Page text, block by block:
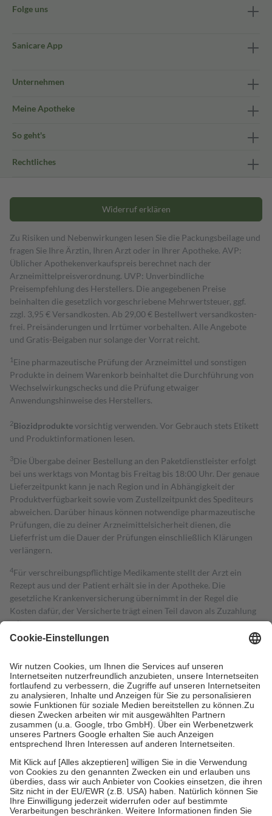
Folge uns
Sanicare App
Unternehmen
Meine Apotheke
So geht's
Rechtliches
Widerruf erklären
Zu Risiken und Nebenwirkungen lesen Sie die Packungsbeilage und
fragen Sie Ihre Ärztin, Ihren Arzt oder in Ihrer Apotheke. AVP:
Üblicher Apothekenverkaufspreis berechnet nach der
Arzneimittelpreisverordnung. UVP: Unverbindliche
Preisempfehlung des Herstellers. Die angegebenen Preise
beinhalten die gesetzlich vorgeschriebene Mehrwertsteuer, ggf.
zzgl. 3,95 € Versandkosten. Ab 29,00 € Bestell­wert versand­kosten­
frei. Preisänderungen und Irrtümer vorbehalten. Alle Angebote
und Gratis-Beigaben nur solange der Vorrat reicht.
1 Eine pharmazeutische Prüfung der Arzneimittel und sonstigen
Produkte in deinem Warenkorb beinhaltet die Durchführung von
Wechselwirkungschecks und die Prüfung etwaiger
Anwendungshinweise des Herstellers.
2Biozidproduktevorsichtig verwenden. Vor Gebrauch stets Etikett
und Produktinformationen lesen.
3Die Übergabe deiner Bestellung an den Paketdienstleister erfolgt
bei uns werktags von Montag bis Freitag bis 18:00 Uhr. Der genaue
Lieferzeitpunkt kann je nach Region und in Abhängigkeit der
Produktverfügbarkeit sowie vom Zustellzeitpunkt des Spediteurs
abweichen. Darüber hinaus können notwendige pharmazeutische
Prüfungen, die zu deiner Arzneimittelsicherheit dienen, die
Lieferfrist um die Dauer der Prüfungen einschließlich Klärungen
verlängern.
4Für verschreibungspflichtige Medikamente stellt der Arzt ein
Rezept aus und der Patient erhält sie in der Apotheke. Die
gesetzliche Krankenversicherung übernimmt in der Regel die
Kosten dafür, der Versicherte trägt einen Teil davon als Zuzahlung
mit.
Grundsätzlich leisten Mitglieder Zuzahlungen in Höhe von zehn
höchstens zehn Euro.
Es sind jedoch nie mehr als die tatsächlichen
Kosten der Leistung zu entrichten.
Diese Regeln gelten grundsätzlich auch für Online-Apotheken.
Bei Heilmitteln und häuslicher Krankenpflege beträgt die
Zuzahlung zehn Prozent der Kosten sowie zehn Euro je
Verordnung.
Um das Engagement der Versicherten für ihre eigene Gesundheit zu
stärken und die besondere Stellung der Familie zu unterstützen,
fallenkeine Zuzahlungenan bei:
• Kindern und Jugendlichen bis zum vollendeten 18. Lebensjahr
mit Ausnahme der Fahrkosten
• Untersuchungen zur Vorsorge und Früherkennung, die von der